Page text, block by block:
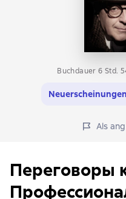
Buchdauer 6 Std.
Als
Переговоры